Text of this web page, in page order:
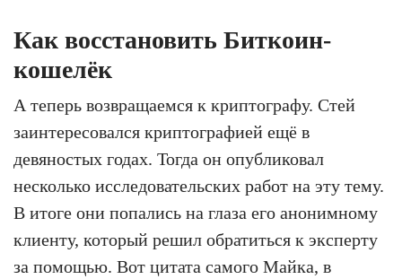
Как восстановить Биткоин-
кошелёк
А теперь возвращаемся к криптографу. Стей
заинтересовался криптографией ещё в
девяностых годах. Тогда он опубликовал
несколько исследовательских работ на эту тему.
В итоге они попались на глаза его анонимному
клиенту, который решил обратиться к эксперту
за помощью. Вот цитата самого Майка, в